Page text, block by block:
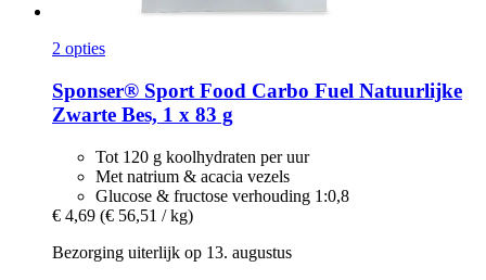
2 opties
Sponser® Sport Food Carbo Fuel Natuurlijke
Zwarte Bes, 1 x 83 g
Tot 120 g koolhydraten per uur
Met natrium & acacia vezels
Glucose & fructose verhouding 1:0,8
€ 4,69 (€ 56,51 / kg)
Bezorging uiterlijk op 13. augustus